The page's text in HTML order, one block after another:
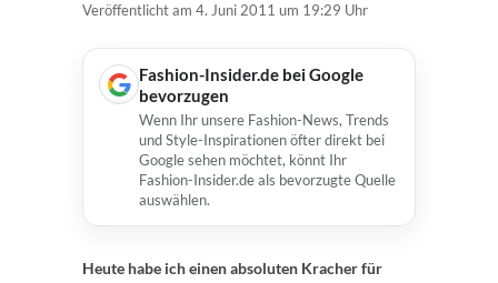
Veröffentlicht am 4. Juni 2011 um 19:29 Uhr
Fashion-Insider.de bei Google
bevorzugen
Wenn Ihr unsere Fashion-News, Trends
und Style-Inspirationen öfter direkt bei
Google sehen möchtet, könnt Ihr
Fashion-Insider.de als bevorzugte Quelle
auswählen.
Heute habe ich einen absoluten Kracher für